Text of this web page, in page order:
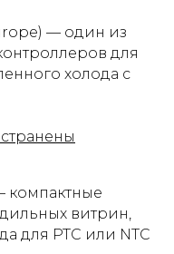
— один из
для
холода с
компактные
витрин,
для PTC или NTC